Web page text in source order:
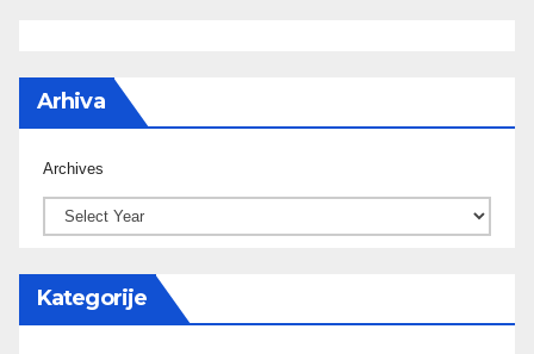
Arhiva
Archives
Kategorije